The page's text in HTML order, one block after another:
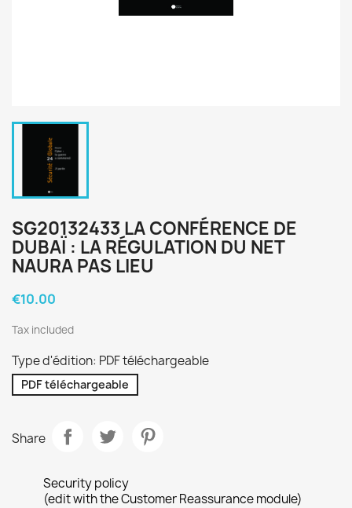
SG20132433 LA CONFÉRENCE DE
DUBAÏ : LA RÉGULATION DU NET
NAURA PAS LIEU
€10.00
Tax included
Type d'édition: PDF téléchargeable
PDF téléchargeable
Share
Security policy
(edit with the Customer Reassurance module)